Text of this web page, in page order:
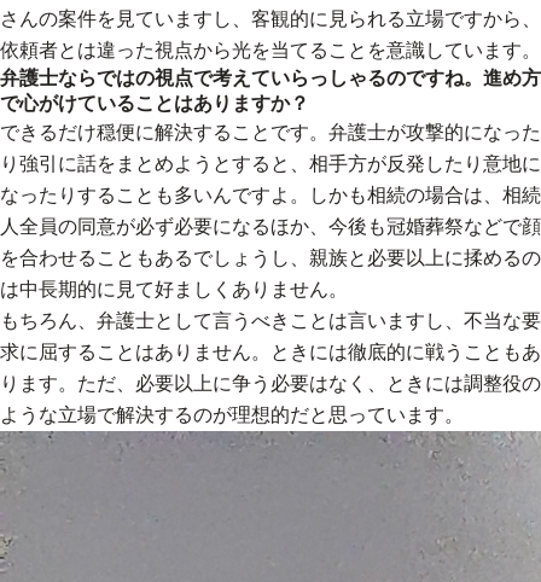
さんの案件を見ていますし、客観的に見られる立場ですから、
依頼者とは違った視点から光を当てることを意識しています。
弁護士ならではの視点で考えていらっしゃるのですね。進め方
で心がけていることはありますか？
できるだけ穏便に解決することです。弁護士が攻撃的になった
り強引に話をまとめようとすると、相手方が反発したり意地に
なったりすることも多いんですよ。しかも相続の場合は、相続
人全員の同意が必ず必要になるほか、今後も冠婚葬祭などで顔
を合わせることもあるでしょうし、親族と必要以上に揉めるの
は中長期的に見て好ましくありません。
もちろん、弁護士として言うべきことは言いますし、不当な要
求に屈することはありません。ときには徹底的に戦うこともあ
ります。ただ、必要以上に争う必要はなく、ときには調整役の
ような立場で解決するのが理想的だと思っています。